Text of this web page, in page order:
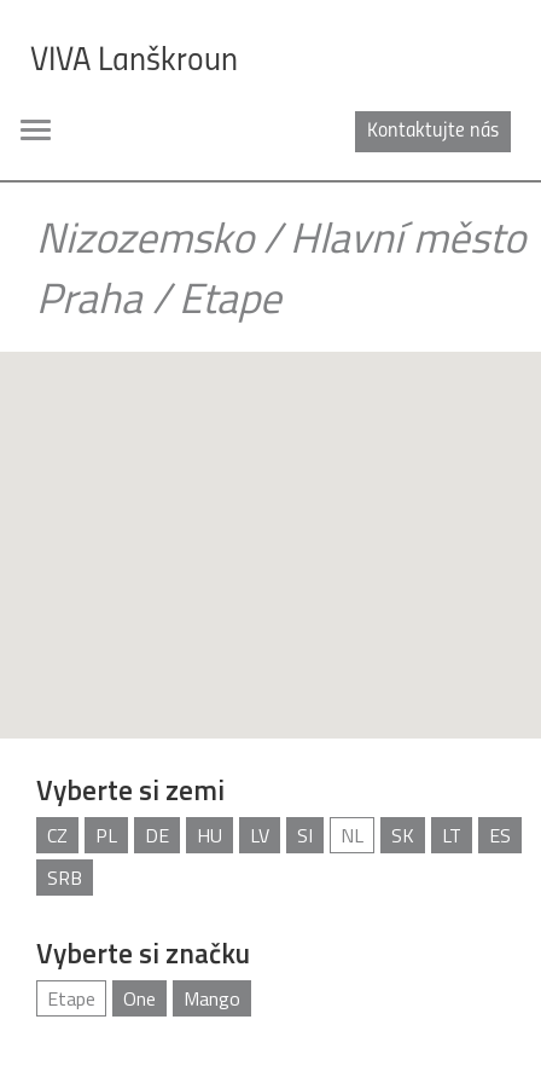
VIVA Lanškroun
Kontaktujte nás
Toggle
Nizozemsko/Hlavní město
Praha/Etape
Vyberte si zemi
CZ PL DE HU LV SI NL SK LT
ES
SRB
Vyberte si značku
Etape One Mango